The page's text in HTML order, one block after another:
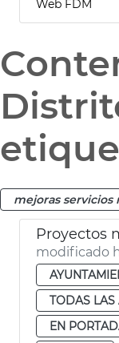
Web FDM
mejoras servicios
modificado
TODAS LAS
EN